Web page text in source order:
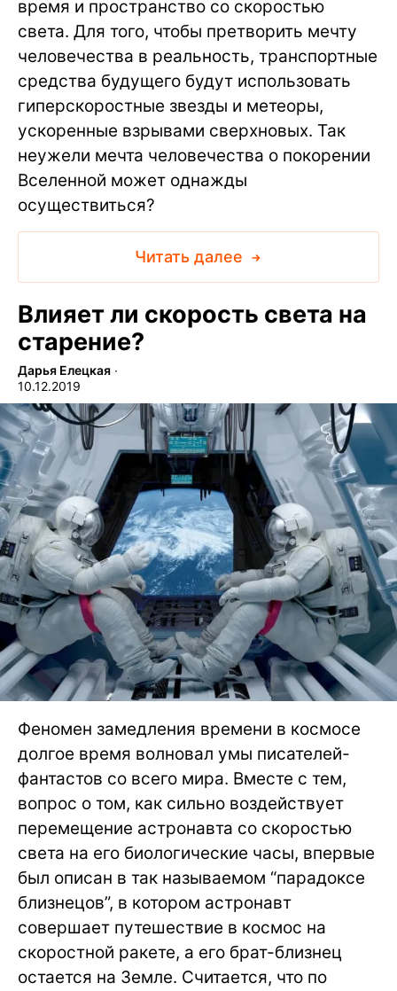
время и пространство со скоростью
света. Для того, чтобы претворить мечту
человечества в реальность, транспортные
средства будущего будут использовать
гиперскоростные звезды и метеоры,
ускоренные взрывами сверхновых. Так
неужели мечта человечества о покорении
Вселенной может однажды
осуществиться?
Читать далее
Влияет ли скорость света на
старение?
Дарья Елецкая ∙
10.12.2019
Феномен замедления времени в космосе
долгое время волновал умы писателей-
фантастов со всего мира. Вместе с тем,
вопрос о том, как сильно воздействует
перемещение астронавта со скоростью
света на его биологические часы, впервые
был описан в так называемом “парадоксе
близнецов”, в котором астронавт
совершает путешествие в космос на
скоростной ракете, а его брат-близнец
остается на Земле. Считается, что по